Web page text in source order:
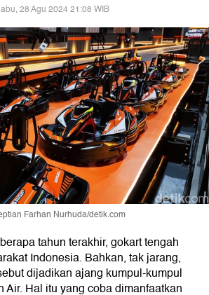
28 Agu 2024 21:08 WIB
Farhan Nurhuda/detik.com
tahun terakhir, gokart tengah
Indonesia. Bahkan, tak jarang,
dijadikan ajang kumpul-kumpul
Air. Hal itu yang coba dimanfaatkan